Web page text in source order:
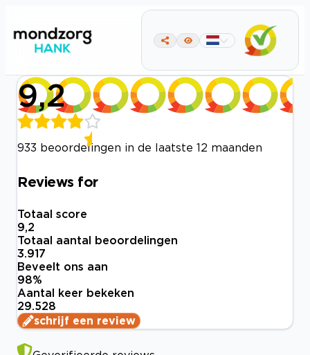
9,2
933 beoordelingen in de laatste 12 maanden
Reviews for
Totaal score
9,2
Totaal aantal beoordelingen
3.917
Beveelt ons aan
98%
Aantal keer bekeken
29.528
schrijf een review